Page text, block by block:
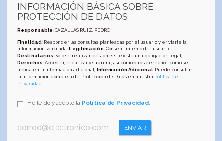
INFORMACIÓN BÁSICA SOBRE
PROTECCIÓN DE DATOS
Responsable: CAZALLAS RUIZ, PEDRO
Finalidad: Responder las consultas planteadas por el usuario y enviarle la
información solicitada;Legitimación: Consentimiento del usuario;
Destinatarios: Solo se realizan cesiones si existe una obligación legal;
Derechos: Acceder, rectificar y suprimir, así como otros derechos, como se
indica en la información adicional; Información Adicional: Puede consultar
la información completa de Protección de Datos en nuestra Política de
Privacidad
He leído y acepto la Política de Privacidad.
ENVIAR